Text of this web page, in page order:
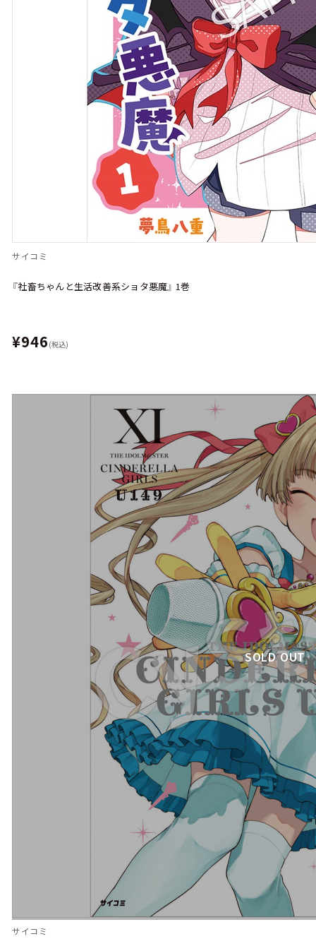
サイコミ
『社畜ちゃんと生活改善系ショタ悪魔』 1巻
¥946 (税込)
SOLD OUT
サイコミ